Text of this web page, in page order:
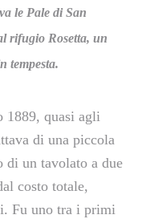
le Pale di San
rifugio Rosetta, un
tempesta.
1889, quasi agli
di una piccola
di un tavolato a due
costo totale,
Fu uno tra i primi